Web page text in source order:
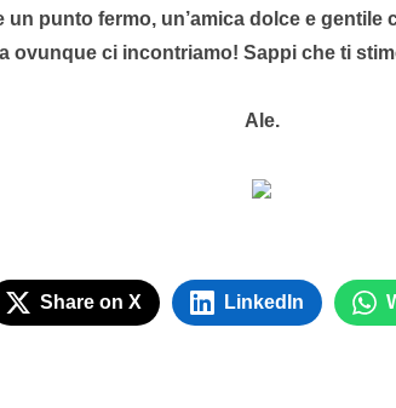
un punto fermo, un’amica dolce e gentile
ovunque ci incontriamo! Sappi che ti
Ale.
Share on X LinkedIn